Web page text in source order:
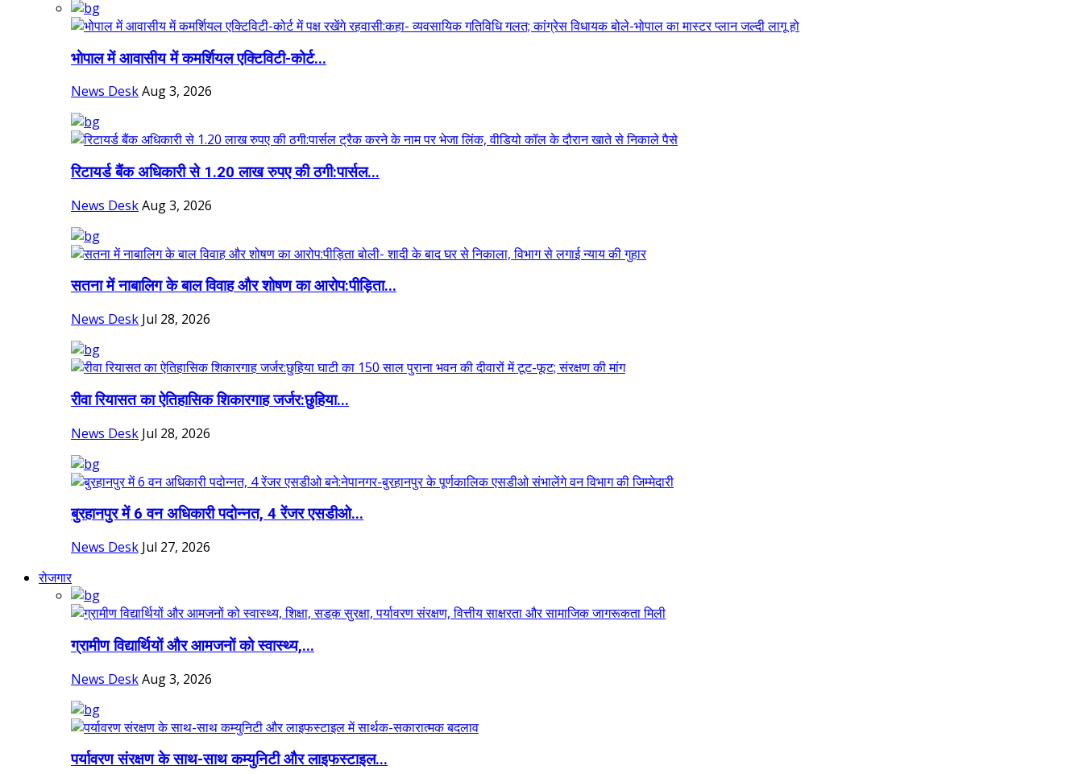
भोपाल में आवासीय में कमर्शियल एक्टिविटी-कोर्ट...
News DeskAug 3, 2026
रिटायर्ड बैंक अधिकारी से 1.20 लाख रुपए की ठगी:पार्सल...
News DeskAug 3, 2026
सतना में नाबालिग के बाल विवाह और शोषण का आरोप:पीड़िता...
News Desk Jul 28, 2026
रीवा रियासत का ऐतिहासिक शिकारगाह जर्जर:छुहिया...
News Desk Jul 28, 2026
बुरहानपुर में 6 वन अधिकारी पदोन्नत, 4 रेंजर एसडीओ...
News Desk Jul 27, 2026
रोजगार
ग्रामीण विद्यार्थियों और आमजनों को स्वास्थ्य,...
News DeskAug 3, 2026
पर्यावरण संरक्षण के साथ-साथ कम्युनिटी और लाइफस्टाइल...